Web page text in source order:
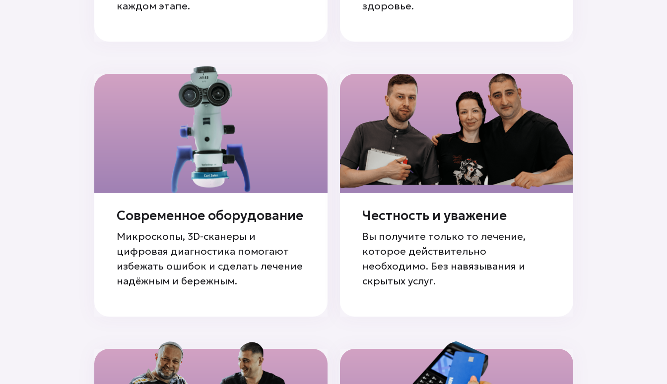
каждом этапе.
здоровье.
Современное оборудование
Микроскопы, 3D-сканеры и
цифровая диагностика помогают
избежать ошибок и сделать лечение
надёжным и бережным.
Честность и уважение
Вы получите только то лечение,
которое действительно
необходимо. Без навязывания и
скрытых услуг.